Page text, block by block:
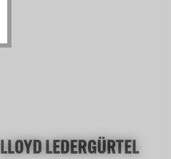
LLOYD LEDERGÜRTEL